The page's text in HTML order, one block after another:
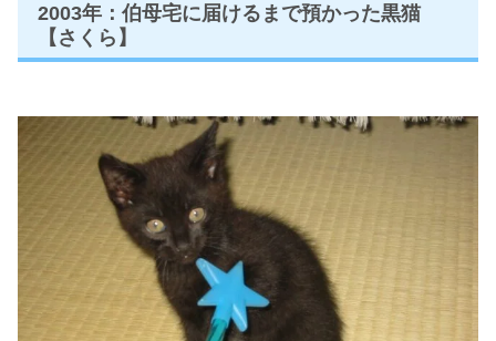
2003年：伯母宅に届けるまで預かった黒猫
【さくら】